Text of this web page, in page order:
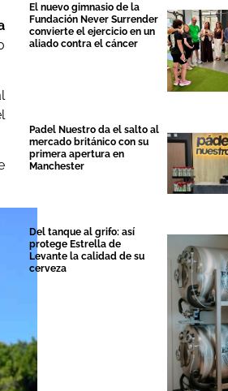
El nuevo gimnasio de la
Fundación Never Surrender
convierte el ejercicio en un
aliado contra el cáncer
Padel Nuestro da el salto al
mercado británico con su
primera apertura en
Manchester
Del tanque al grifo: así
protege Estrella de
Levante la calidad de su
cerveza